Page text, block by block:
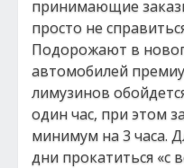
принимающие
просто не
Подорожают в
автомобилей
лимузинов
один час, при этом
минимум на 3 часа.
дни прокатиться «с